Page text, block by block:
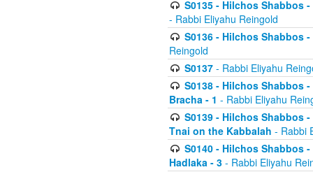
S0135 - Hilchos Shabbos
- Rabbi Eliyahu Reingold
S0136 - Hilchos Shabbos
Reingold
S0137- Rabbi Eliyahu
S0138 - Hilchos Shabbos
Bracha - 1 - Rabbi Eliyahu
S0139 - Hilchos Shabbos
Tnai on the Kabbalah - Rabbi
S0140 - Hilchos Shabbos
Hadlaka - 3 - Rabbi Eliyahu